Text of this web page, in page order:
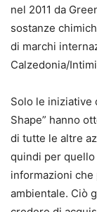
nel 2011 da
sostanze
di marchi
Calzedonia/
Solo le iniziative
Shape” hanno
di tutte le altre
quindi per
informazioni che
ambientale. Ciò